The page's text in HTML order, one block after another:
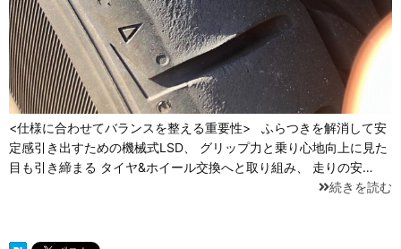
<仕様に合わせてバランスを整える重要性> ふらつきを解消して安
定感引き出すための機械式LSD、 グリップ力と乗り心地向上に見た
目も引き締まる タイヤ&ホイール交換へと取り組み、 走りの安…
続きを読む